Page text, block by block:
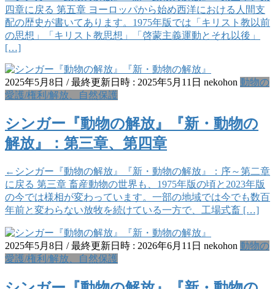
四章に戻る 第五章 ヨーロッパから始め西洋における人間支
配の歴史が書いてあります。1975年版では「キリスト教以前
の思想」「キリスト教思想」「啓蒙主義運動とそれ以後」
[…]
2025年5月8日 / 最終更新日時 : 2025年5月11日 nekohon 動物の
愛護/権利/解放、自然保護
シンガー『動物の解放』『新・動物の
解放』：第三章、第四章
←シンガー『動物の解放』『新・動物の解放』：序～第二章
に戻る 第三章 畜産動物の世界も、1975年版の頃と2023年版
の今では様相が変わっています。一部の地域では今でも数百
年前と変わらない放牧を続けている一方で、工場式畜 […]
2025年5月8日 / 最終更新日時 : 2026年6月11日 nekohon 動物の
愛護/権利/解放、自然保護